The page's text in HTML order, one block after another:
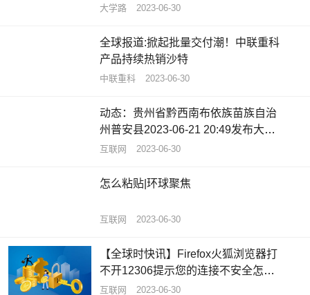
大学路 2023-06-30
全球报道:掀起批量交付潮！中联重科
产品持续热销沙特
中联重科 2023-06-30
动态：贵州省黔西南布依族苗族自治
州普安县2023-06-21 20:49发布大雾
黄色预警
互联网 2023-06-30
怎么粘贴|环球聚焦
互联网 2023-06-30
【全球时快讯】Firefox火狐浏览器打
不开12306提示您的连接不安全怎么
办
互联网 2023-06-30